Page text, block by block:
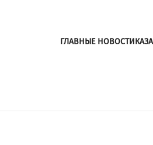
ГЛАВНЫЕ НОВОСТИ